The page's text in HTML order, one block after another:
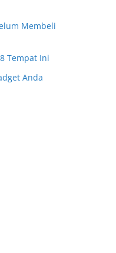
Membeli
Tempat Ini
Anda